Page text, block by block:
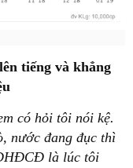
tiếng và khẳng
có hỏi tôi nói kệ.
nước đang đục thì
là lúc tôi